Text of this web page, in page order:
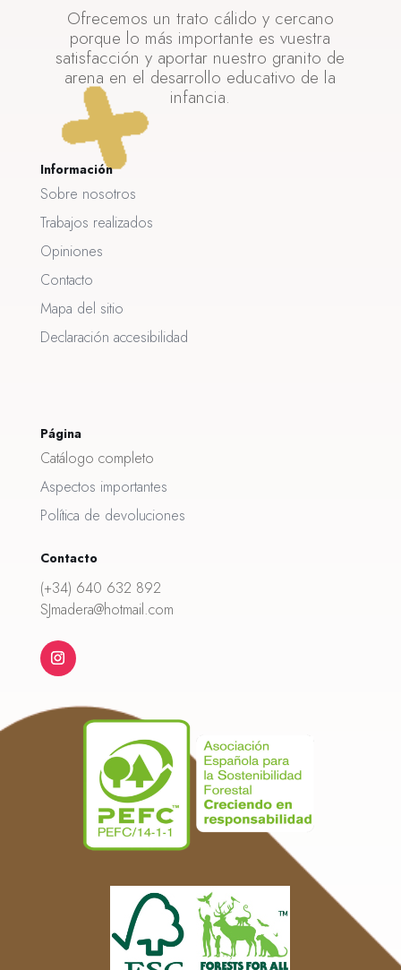
Ofrecemos un trato cálido y cercano
porque lo más importante es vuestra
satisfacción y aportar nuestro granito de
arena en el desarrollo educativo de la
infancia.
Información
Sobre nosotros
Trabajos realizados
Opiniones
Contacto
Mapa del sitio
Declaración accesibilidad
Página
Catálogo completo
Aspectos importantes
Política de devoluciones
Contacto
(+34) 640 632 892
SJmadera@hotmail.com